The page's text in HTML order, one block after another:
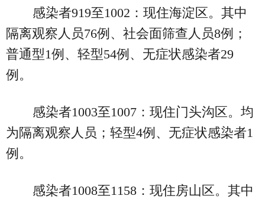
感染者919至1002：现住海淀区。其中
隔离观察人员76例、社会面筛查人员8例；
普通型1例、轻型54例、无症状感染者29
例。
感染者1003至1007：现住门头沟区。均
为隔离观察人员；轻型4例、无症状感染者1
例。
感染者1008至1158：现住房山区。其中